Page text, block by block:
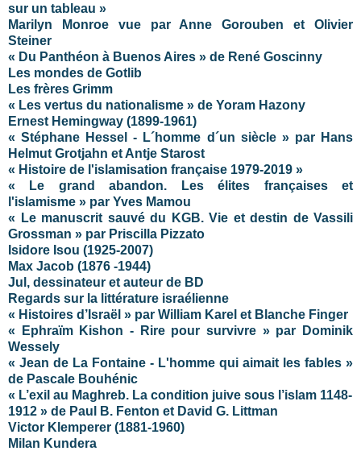
sur un tableau »
Marilyn Monroe vue par Anne Gorouben et Olivier
Steiner
« Du Panthéon à Buenos Aires » de René Goscinny
Les mondes de Gotlib
Les frères Grimm
« Les vertus du nationalisme » de Yoram Hazony
Ernest Hemingway (1899-1961)
« Stéphane Hessel - L´homme d´un siècle » par Hans
Helmut Grotjahn et Antje Starost
« Histoire de l'islamisation française 1979-2019 »
« Le grand abandon. Les élites françaises et
l'islamisme » par Yves Mamou
« Le manuscrit sauvé du KGB. Vie et destin de Vassili
Grossman » par Priscilla Pizzato
Isidore Isou (1925-2007)
Max Jacob (1876 -1944)
Jul, dessinateur et auteur de BD
Regards sur la littérature israélienne
« Histoires d’Israël » par William Karel et Blanche Finger
« Ephraïm Kishon - Rire pour survivre » par Dominik
Wessely
« Jean de La Fontaine - L'homme qui aimait les fables »
de Pascale Bouhénic
« L’exil au Maghreb. La condition juive sous l’islam 1148-
1912 » de Paul B. Fenton et David G. Littman
Victor Klemperer (1881-1960)
Milan Kundera